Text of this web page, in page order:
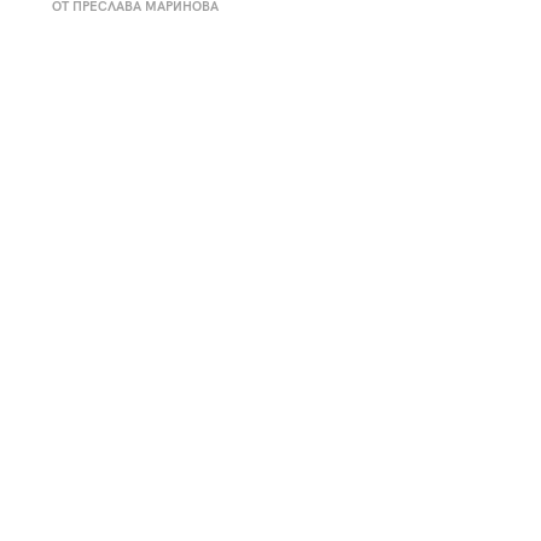
ОТ ПРЕСЛАВА МАРИНОВА